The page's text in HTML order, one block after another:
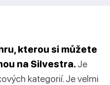
kterou si můžete
na Silvestra. Je
kategorií. Je velmi